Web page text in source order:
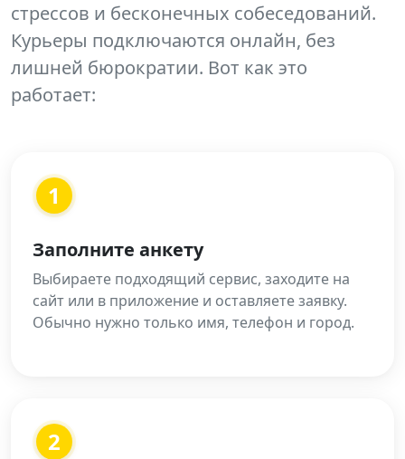
стрессов и бесконечных собеседований.
Курьеры подключаются онлайн, без
лишней бюрократии. Вот как это
работает:
1
Заполните анкету
Выбираете подходящий сервис, заходите на
сайт или в приложение и оставляете заявку.
Обычно нужно только имя, телефон и город.
2